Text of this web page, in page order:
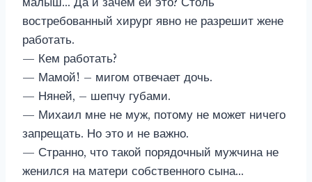
востребованный хирург явно не разрешит жене
работать.
— Кем работать?
— Мамой! – мигом отвечает дочь.
— Няней, – шепчу губами.
— Михаил мне не муж, потому не может ничего
запрещать. Но это и не важно.
— Странно, что такой порядочный мужчина не
женился на матери собственного сына…